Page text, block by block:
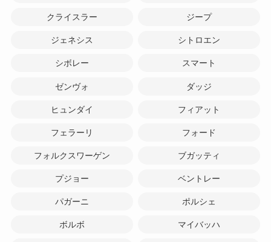
クライスラー ジープ
ジェネシス シトロエン
シボレー スマート
ゼンヴォ ダッジ
ヒュンダイ フィアット
フェラーリ フォード
フォルクスワーゲン ブガッティ
プジョー ベントレー
パガーニ ポルシェ
ボルボ マイバッハ